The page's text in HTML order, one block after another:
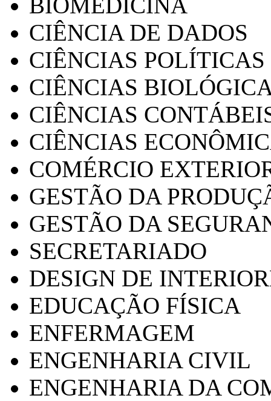
CIÊNCIA DE DADOS
CIÊNCIAS POLÍTICAS
CIÊNCIAS
CIÊNCIAS
CIÊNCIAS
COMÉRCIO
GESTÃO DA
GESTÃO DA
SECRETARIADO
DESIGN DE
EDUCAÇÃO FÍSICA
ENFERMAGEM
ENGENHARIA CIVIL
ENGENHARIA DA